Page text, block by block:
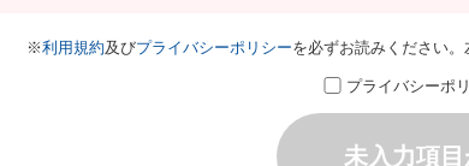
※利用規約及びプライバシーポリシーを必ずお読みください
プライバシーポ
未入力項